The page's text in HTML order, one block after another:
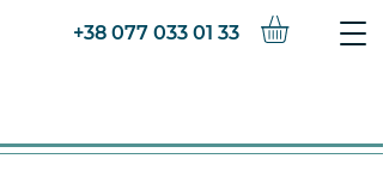
+38 077 033 01 33